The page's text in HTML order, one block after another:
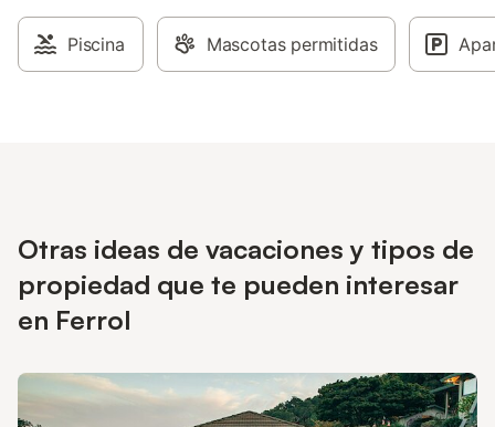
Piscina Mascotas permitidas
Otras ideas de vacaciones y tipos de
propiedad que te pueden interesar
en Ferrol